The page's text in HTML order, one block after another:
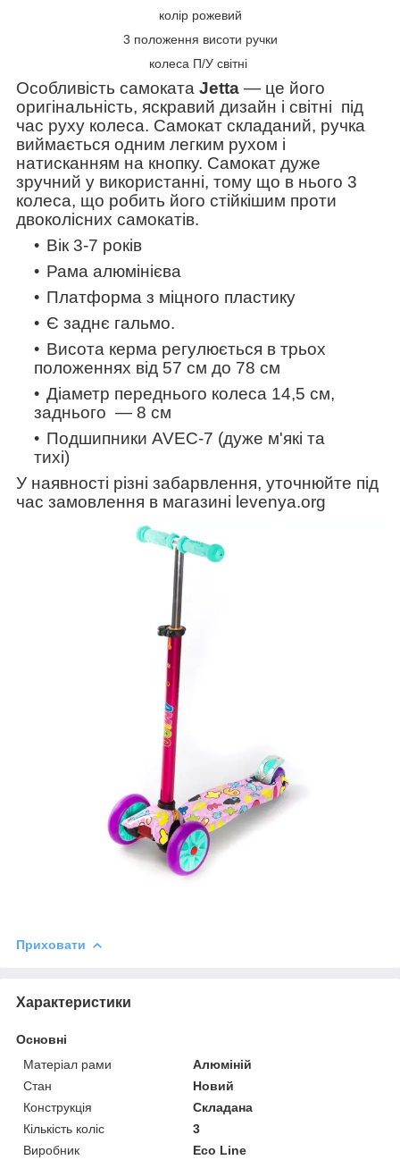
колір рожевий
3 положення висоти ручки
колеса П/У світні
Особливість самоката Jetta — це його
оригінальність, яскравий дизайн і світні під
час руху колеса. Самокат складаний, ручка
виймається одним легким рухом і
натисканням на кнопку. Самокат дуже
зручний у використанні, тому що в нього 3
колеса, що робить його стійкішим проти
двоколісних самокатів.
Вік 3-7 років
Рама алюмінієва
Платформа з міцного пластику
Є заднє гальмо.
Висота керма регулюється в трьох
положеннях від 57 см до 78 см
Діаметр переднього колеса 14,5 см,
заднього — 8 см
Подшипники AVEC-7 (дуже м'які та
тихі)
У наявності різні забарвлення, уточнюйте під
час замовлення в магазині levenya.org
Приховати
Характеристики
Основні
Матеріал рами
Алюміній
Стан
Новий
Конструкція
Складана
Кількість коліс
3
Виробник
Eco Line